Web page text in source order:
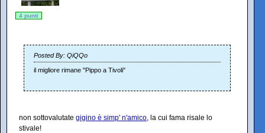
4 punti
Posted By: QiQQo
il migliore rimane "Pippo a Tivoli"
non sottovalutate gigino è simp' n'amico, la cui fama risale lo
stivale!